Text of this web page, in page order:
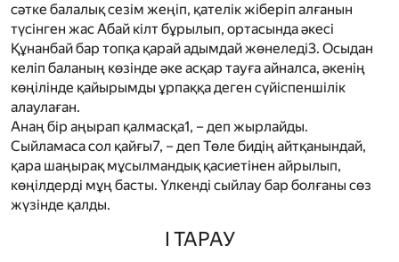
сәтке балалық сезім жеңіп, қателік жіберіп алғанын
түсінген жас Абай кілт бұрылып, ортасында әкесі
Құнанбай бар топқа қарай адымдай жөнеледі3. Осыдан
келіп баланың көзінде әке асқар тауға айналса, әкенің
көңілінде қайырымды ұрпаққа деген сүйіспеншілік
алаулаған.
Анаң бір аңырап қалмасқа1, – деп жырлайды.
Сыйламаса сол қайғы7, – деп Төле бидің айтқанындай,
қара шаңырақ мұсылмандық қасиетінен айрылып,
көңілдерді мұң басты. Үлкенді сыйлау бар болғаны сөз
жүзінде қалды.
I ТАРАУ